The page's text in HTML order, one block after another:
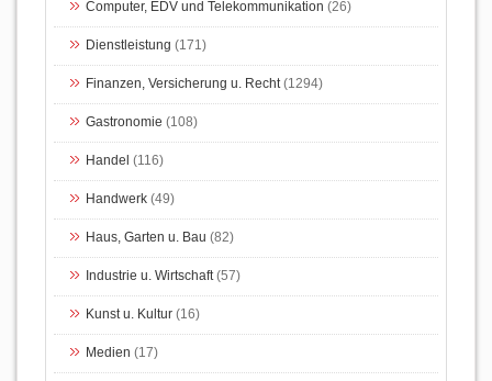
Computer, EDV und Telekommunikation (26)
Dienstleistung (171)
Finanzen, Versicherung u. Recht(1294)
Gastronomie (108)
Handel (116)
Handwerk (49)
Haus, Garten u. Bau (82)
Industrie u. Wirtschaft(57)
Kunst u. Kultur (16)
Medien (17)